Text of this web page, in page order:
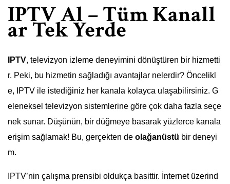
IPTV Al – Tüm Kanall
ar Tek Yerde
IPTV, televizyon izleme deneyimini dönüştüren bir hizmetti
r. Peki, bu hizmetin sağladığı avantajlar nelerdir? Öncelikl
e, IPTV ile istediğiniz her kanala kolayca ulaşabilirsiniz. G
eleneksel televizyon sistemlerine göre çok daha fazla seçe
nek sunar. Düşünün, bir düğmeye basarak yüzlerce kanala
erişim sağlamak! Bu, gerçekten de olağanüstü bir deneyi
m.
IPTV’nin çalışma prensibi oldukça basittir. İnternet üzerind